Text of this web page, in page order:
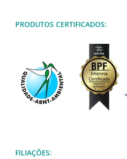
PRODUTOS CERTIFICADOS:
FILIAÇÕES: